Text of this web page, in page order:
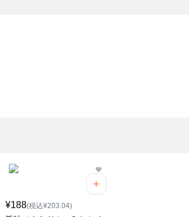
¥188(税込¥203.04)